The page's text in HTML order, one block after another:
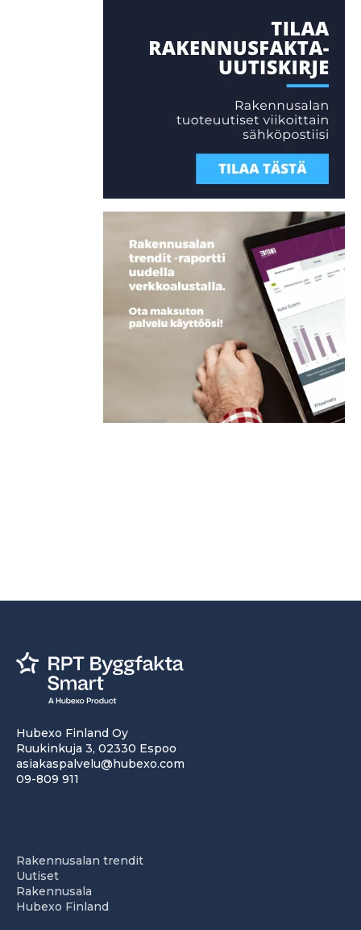
Hubexo Finland Oy
Ruukinkuja 3, 02330 Espoo
asiakaspalvelu@hubexo.com
09-809 911
Rakennusalan trendit
Uutiset
Rakennusala
Hubexo Finland